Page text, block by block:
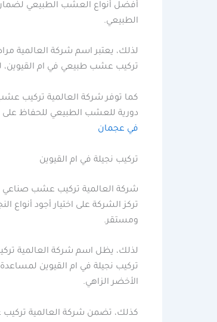
أفضل أنواع العشب الطبيعي لضمان
الطبيعي.
لذلك، يعتبر اسم شركة العالمية
تركيب عشب طبيعي في ام القيوين،
كما توفر شركة العالمية تركيب
دورية للعشب الطبيعي للحفاظ على
في عجمان
تركيب نجيلة في ام القيوين
شركة العالمية تركيب عشب صناعي
تركز الشركة على اختيار أجود
ومستقر.
لذلك، يظل اسم شركة العالمية
تركيب نجيلة في ام القيوين
الأخضر الزاهي.
كذلك، تضمن شركة العالمية تركيب